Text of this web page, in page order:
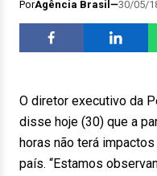
PorAgência Brasil 30/05/
O diretor executivo da
disse hoje (30) que a
horas não terá
país. “Estamos